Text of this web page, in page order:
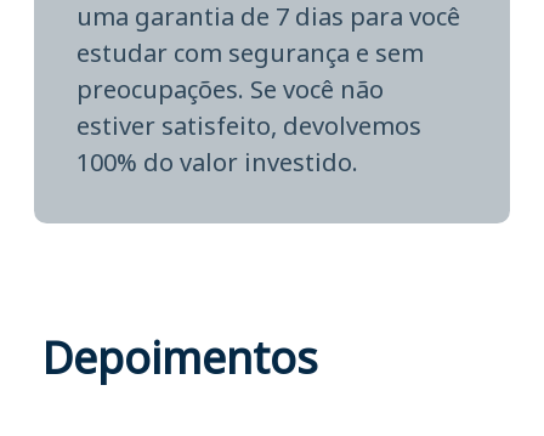
uma garantia de 7 dias para você
estudar com segurança e sem
preocupações. Se você não
estiver satisfeito, devolvemos
100% do valor investido.
Depoimentos